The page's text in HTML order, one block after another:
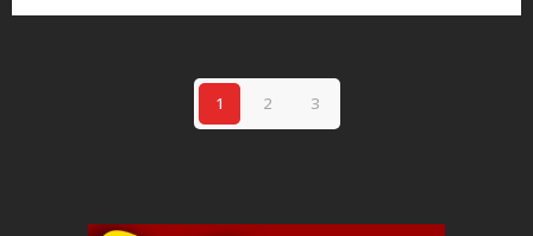
1 2 3